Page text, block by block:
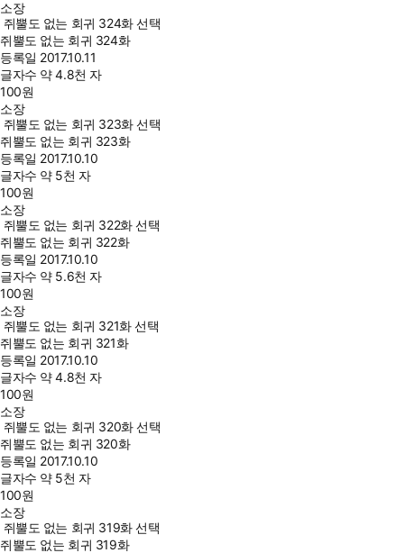
소장
쥐뿔도 없는 회귀 324화 선택
쥐뿔도 없는 회귀 324화
등록일 2017.10.11
글자수 약 4.8천 자
100원
소장
쥐뿔도 없는 회귀 323화 선택
쥐뿔도 없는 회귀 323화
등록일 2017.10.10
글자수 약 5천 자
100원
소장
쥐뿔도 없는 회귀 322화 선택
쥐뿔도 없는 회귀 322화
등록일 2017.10.10
글자수 약 5.6천 자
100원
소장
쥐뿔도 없는 회귀 321화 선택
쥐뿔도 없는 회귀 321화
등록일 2017.10.10
글자수 약 4.8천 자
100원
소장
쥐뿔도 없는 회귀 320화 선택
쥐뿔도 없는 회귀 320화
등록일 2017.10.10
글자수 약 5천 자
100원
소장
쥐뿔도 없는 회귀 319화 선택
쥐뿔도 없는 회귀 319화